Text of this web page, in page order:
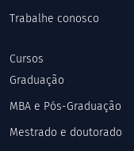
Trabalhe conosco
Cursos
Graduação
MBA e Pós-Graduação
Mestrado e doutorado